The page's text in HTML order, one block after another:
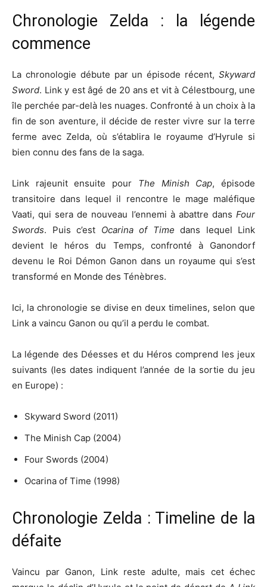
Chronologie Zelda : la légende
commence
La chronologie débute par un épisode récent, Skyward
Sword. Link y est âgé de 20 ans et vit à Célestbourg, une
île perchée par-delà les nuages. Confronté à un choix à la
fin de son aventure, il décide de rester vivre sur la terre
ferme avec Zelda, où s’établira le royaume d’Hyrule si
bien connu des fans de la saga.
Link rajeunit ensuite pour The Minish Cap, épisode
transitoire dans lequel il rencontre le mage maléfique
Vaati, qui sera de nouveau l’ennemi à abattre dans Four
Swords. Puis c’est Ocarina of Time dans lequel Link
devient le héros du Temps, confronté à Ganondorf
devenu le Roi Démon Ganon dans un royaume qui s’est
transformé en Monde des Ténèbres.
Ici, la chronologie se divise en deux timelines, selon que
Link a vaincu Ganon ou qu’il a perdu le combat.
La légende des Déesses et du Héros comprend les jeux
suivants (les dates indiquent l’année de la sortie du jeu
en Europe) :
Skyward Sword (2011)
The Minish Cap (2004)
Four Swords (2004)
Ocarina of Time (1998)
Chronologie Zelda : Timeline de la
défaite
Vaincu par Ganon, Link reste adulte, mais cet échec